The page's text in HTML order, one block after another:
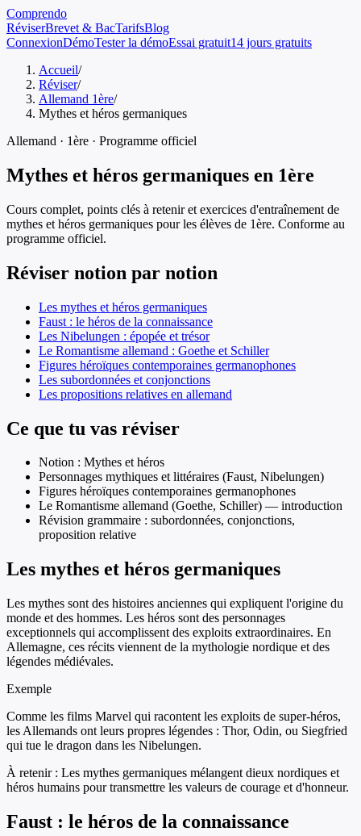
Comprendo
RéviserBrevet & BacTarifsBlog
ConnexionDémoTester la démoEssai gratuit14 jours gratuits
Accueil/
Réviser/
Allemand 1ère/
Mythes et héros germaniques
Allemand · 1ère · Programme officiel
Mythes et héros germaniques en 1ère
Cours complet, points clés à retenir et exercices d'entraînement de
mythes et héros germaniques pour les élèves de 1ère. Conforme au
programme officiel.
Réviser notion par notion
Les mythes et héros germaniques
Faust : le héros de la connaissance
Les Nibelungen : épopée et trésor
Le Romantisme allemand : Goethe et Schiller
Figures héroïques contemporaines germanophones
Les subordonnées et conjonctions
Les propositions relatives en allemand
Ce que tu vas réviser
Notion : Mythes et héros
Personnages mythiques et littéraires (Faust, Nibelungen)
Figures héroïques contemporaines germanophones
Le Romantisme allemand (Goethe, Schiller) — introduction
Révision grammaire : subordonnées, conjonctions,
proposition relative
Les mythes et héros germaniques
Les mythes sont des histoires anciennes qui expliquent l'origine du
monde et des hommes. Les héros sont des personnages
exceptionnels qui accomplissent des exploits extraordinaires. En
Allemagne, ces récits viennent de la mythologie nordique et des
légendes médiévales.
Exemple
Comme les films Marvel qui racontent les exploits de super-héros,
les Allemands ont leurs propres légendes : Thor, Odin, ou Siegfried
qui tue le dragon dans les Nibelungen.
À retenir : Les mythes germaniques mélangent dieux nordiques et
héros humains pour transmettre les valeurs de courage et d'honneur.
Faust : le héros de la connaissance